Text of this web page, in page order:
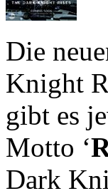
Die
Knight
gibt es
Motto ‘
Dark